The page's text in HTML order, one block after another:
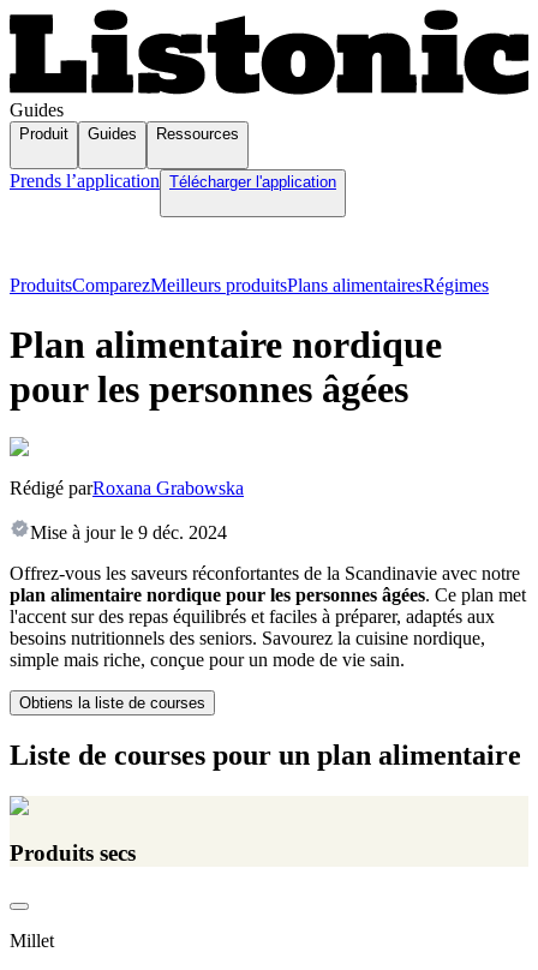
Guides
Produit Guides Ressources
Prends l’application Télécharger l'application
ProduitsComparezMeilleurs produitsPlans alimentairesRégimes
Plan alimentaire nordique
pour les personnes âgées
Rédigé parRoxana Grabowska
Mise à jour le 9 déc. 2024
Offrez-vous les saveurs réconfortantes de la Scandinavie avec notre
plan alimentaire nordique pour les personnes âgées. Ce plan met
l'accent sur des repas équilibrés et faciles à préparer, adaptés aux
besoins nutritionnels des seniors. Savourez la cuisine nordique,
simple mais riche, conçue pour un mode de vie sain.
Obtiens la liste de courses
Liste de courses pour un plan alimentaire
Produits secs
Millet